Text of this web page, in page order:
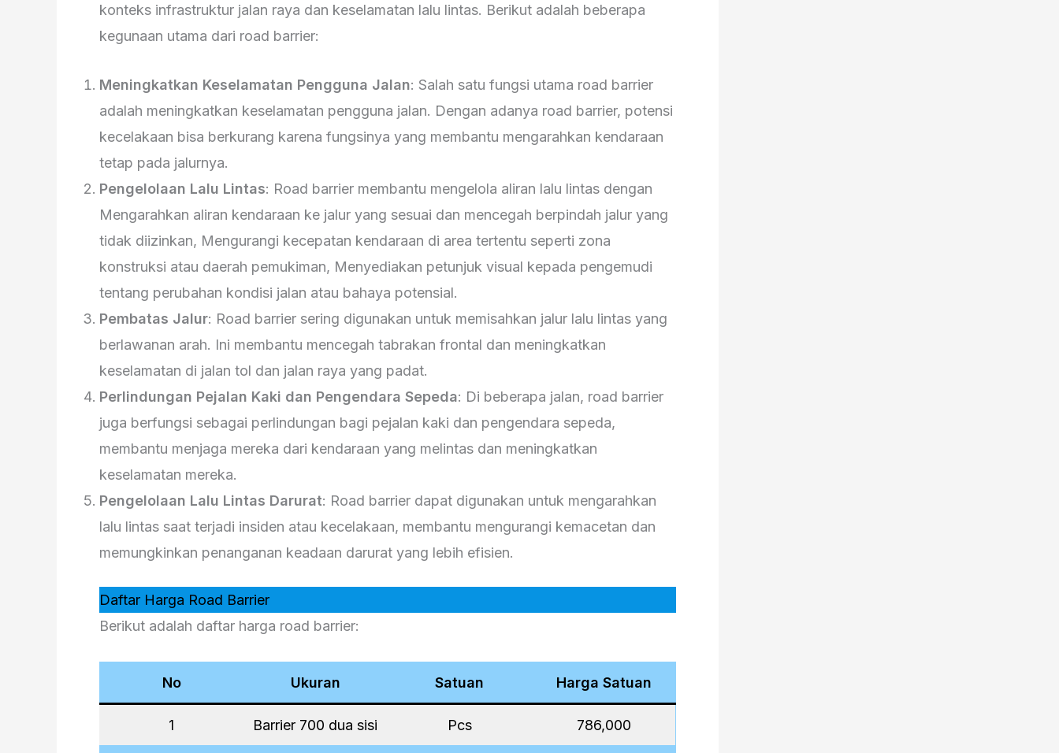
konteks infrastruktur jalan raya dan keselamatan lalu lintas. Berikut adalah beberapa
kegunaan utama dari road barrier:
Meningkatkan Keselamatan Pengguna Jalan: Salah satu fungsi utama road barrier
adalah meningkatkan keselamatan pengguna jalan. Dengan adanya road barrier, potensi
kecelakaan bisa berkurang karena fungsinya yang membantu mengarahkan kendaraan
tetap pada jalurnya.
Pengelolaan Lalu Lintas: Road barrier membantu mengelola aliran lalu lintas dengan
Mengarahkan aliran kendaraan ke jalur yang sesuai dan mencegah berpindah jalur yang
tidak diizinkan, Mengurangi kecepatan kendaraan di area tertentu seperti zona
konstruksi atau daerah pemukiman, Menyediakan petunjuk visual kepada pengemudi
tentang perubahan kondisi jalan atau bahaya potensial.
Pembatas Jalur: Road barrier sering digunakan untuk memisahkan jalur lalu lintas yang
berlawanan arah. Ini membantu mencegah tabrakan frontal dan meningkatkan
keselamatan di jalan tol dan jalan raya yang padat.
Perlindungan Pejalan Kaki dan Pengendara Sepeda: Di beberapa jalan, road barrier
juga berfungsi sebagai perlindungan bagi pejalan kaki dan pengendara sepeda,
membantu menjaga mereka dari kendaraan yang melintas dan meningkatkan
keselamatan mereka.
Pengelolaan Lalu Lintas Darurat: Road barrier dapat digunakan untuk mengarahkan
lalu lintas saat terjadi insiden atau kecelakaan, membantu mengurangi kemacetan dan
memungkinkan penanganan keadaan darurat yang lebih efisien.
Daftar Harga Road Barrier
Berikut adalah daftar harga road barrier:
No Ukuran Satuan Harga Satuan
1 Barrier 700 dua sisi Pcs 786,000